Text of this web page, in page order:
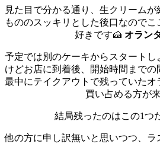
見た目で分かる通り、生クリーム
もののスッキリとした後口なので
好きです🍰 オラン
予定では別のケーキからスタート
けどお店に到着後、開始時間までの
最中にテイクアウトで残っていた
買い占める方が来
結局残ったのはこの1つ
他の方に申し訳無いと思いつつ、